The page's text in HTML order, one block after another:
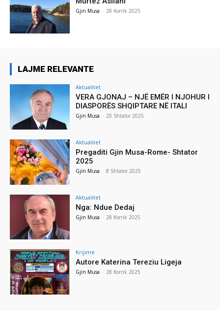
Gjin Musa - 28 Korrik 2025
LAJME RELEVANTE
Aktualitet
VERA GJONAJ – NJË EMËR I NJOHUR I
DIASPORËS SHQIPTARE NË ITALI
Gjin Musa - 20 Shtator 2025
Aktualitet
Pregaditi Gjin Musa-Rome- Shtator
2025
Gjin Musa - 8 Shtator 2025
Aktualitet
Nga: Ndue Dedaj
Gjin Musa - 28 Korrik 2025
Krijime
Autore Katerina Tereziu Ligeja
Gjin Musa - 28 Korrik 2025